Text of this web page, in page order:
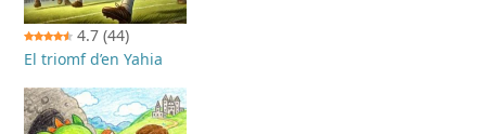
4.7 (44)
El triomf d’en Yahia